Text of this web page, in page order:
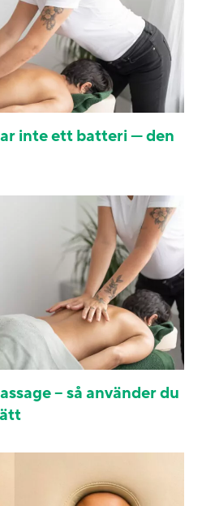
inte ett batteri — den
– så använder du